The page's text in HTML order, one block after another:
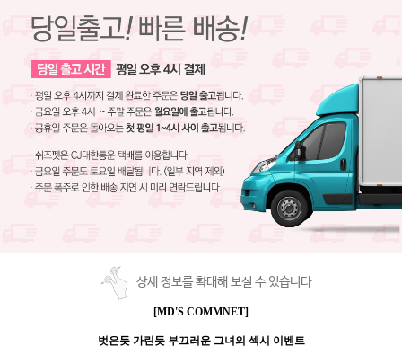
상세 정보를 확대해 보실 수 있습니다
[MD'S COMMNET]
벗은듯 가린듯 부끄러운 그녀의 섹시 이벤트